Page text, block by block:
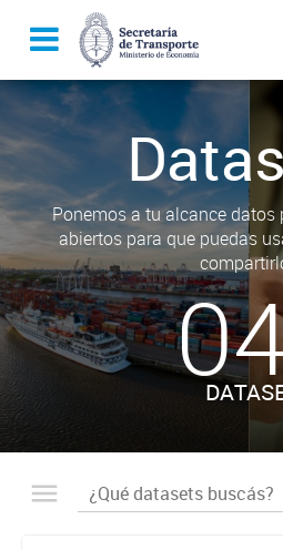
Ponemos a tu alcance
abiertos para que puedas